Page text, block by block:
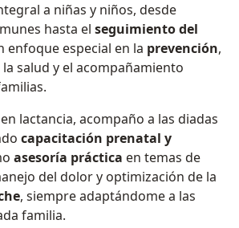
a niñas y niños, desde
hasta el seguimiento del
enfoque especial en la prevención,
salud y el acompañamiento
lactancia, acompaño a las diadas
capacitación prenatal y
asesoría práctica en temas de
del dolor y optimización de la
, siempre adaptándome a las
familia.